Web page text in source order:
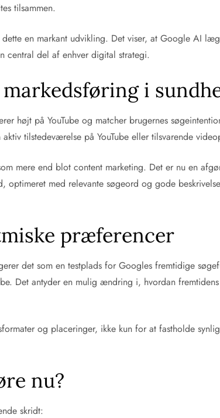
tilsammen.
dette en markant udvikling. Det viser, at Google AI
central del af enhver digital strategi.
i
højt på YouTube og matcher brugernes
tilstedeværelse på YouTube eller tilsvarende
mere end blot content marketing. Det er nu en
med relevante søgeord og gode
præferencer
det som en testplads for Googles fremtidige
Det antyder en mulig ændring i, hvordan
og placeringer, ikke kun for at fastholde
nu?
skridt: